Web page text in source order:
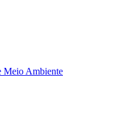
Meio Ambiente